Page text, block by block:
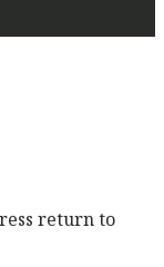
return to